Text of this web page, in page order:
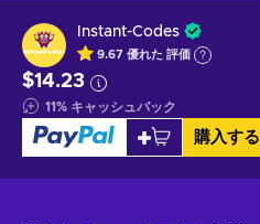
Instant-Codes
9.67 優れた 評価
$14.23
11% キャッシュバック
購入する